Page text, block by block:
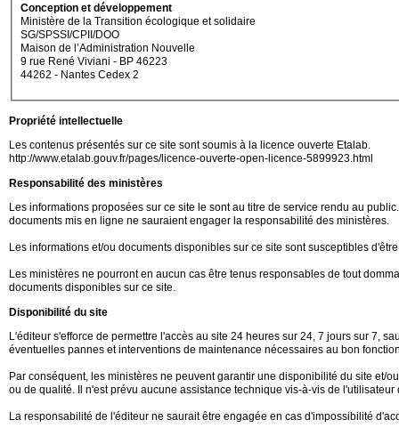
Conception et développement
Ministère de la Transition écologique et solidaire
SG/SPSSI/CPII/DOO
Maison de l’Administration Nouvelle
9 rue René Viviani - BP 46223
44262 - Nantes Cedex 2
Propriété intellectuelle
Les contenus présentés sur ce site sont soumis à la licence ouverte Etalab.
http://www.etalab.gouv.fr/pages/licence-ouverte-open-licence-5899923.html
Responsabilité des ministères
Les informations proposées sur ce site le sont au titre de service rendu au
documents mis en ligne ne sauraient engager la responsabilité des ministères.
Les informations et/ou documents disponibles sur ce site sont susceptibles
Les ministères ne pourront en aucun cas être tenus responsables de tout
documents disponibles sur ce site.
Disponibilité du site
L'éditeur s'efforce de permettre l'accès au site 24 heures sur 24, 7 jours sur 7,
éventuelles pannes et interventions de maintenance nécessaires au bon
Par conséquent, les ministères ne peuvent garantir une disponibilité du site et/
ou de qualité. Il n'est prévu aucune assistance technique vis-à-vis de
La responsabilité de l'éditeur ne saurait être engagée en cas d'impossibilité